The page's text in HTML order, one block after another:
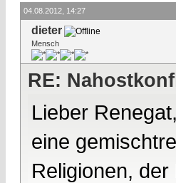
04.08.2012, 14:27
dieter
Mensch
RE:
Lieber Renegat,
eine
Religionen,